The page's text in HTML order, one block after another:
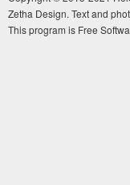
Zetha Design. Text and
This program is Free